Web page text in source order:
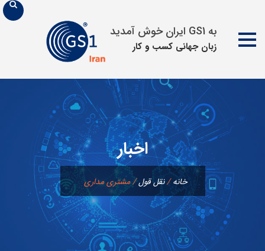
به GS1 ایران خوش آمدید
زبان جهانی كسب و كار
محتوا
اخبار
خانه/نقل قول/مشتری مداری